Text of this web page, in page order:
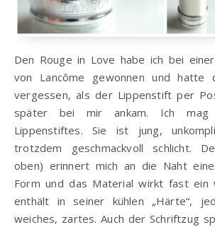
Den Rouge in Love habe ich bei
von Lancôme gewonnen und hatte
vergessen, als der Lippenstift per
später bei mir ankam. Ich
Lippenstiftes. Sie ist jung,
trotzdem geschmackvoll schlicht.
oben) erinnert mich an die Naht
Form und das Material wirkt fast ein
enthält in seiner kühlen „Härte“,
weiches, zartes. Auch der Schriftzug